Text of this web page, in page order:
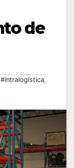
de
#intralogística,